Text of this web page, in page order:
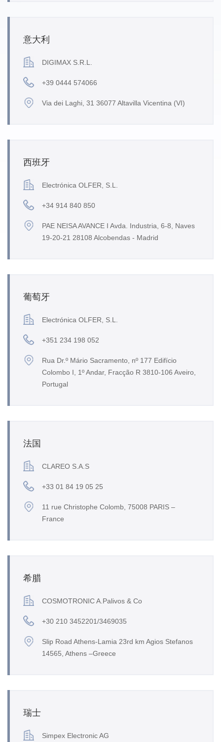
意大利
DIGIMAX S.R.L.
+39 0444 574066
Via dei Laghi, 31 36077 Altavilla Vicentina (VI)
西班牙
Electrónica OLFER, S.L.
+34 914 840 850
PAE NEISA AVANCE I Avda. Industria, 6-8, Naves
19-20-21 28108 Alcobendas - Madrid
葡萄牙
Electrónica OLFER, S.L.
+351 234 198 052
Rua Dr.º Mário Sacramento, nº 177 Edifício
Colombo I, 1º Andar, Fracção R 3810-106 Aveiro,
Portugal
法国
CLAREO S.A.S
+33 01 84 19 05 25
11 rue Christophe Colomb, 75008 PARIS –
France
希腊
COSMOTRONIC A.Palivos & Co
+30 210 3452201/3469035
Slip Road Athens-Lamia 23rd km Agios Stefanos
14565, Athens –Greece
瑞士
Simpex Electronic AG